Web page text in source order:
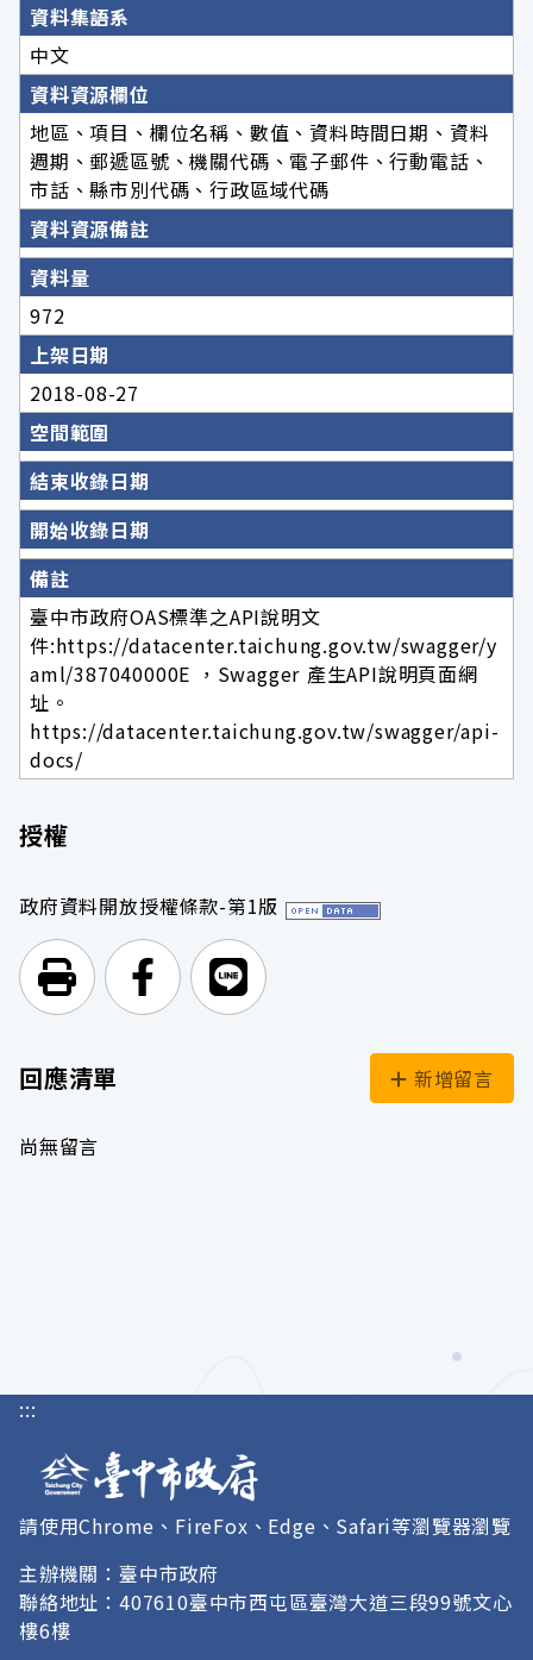
資料集語系
中文
資料資源欄位
地區、項目、欄位名稱、數值、資料時間日期、資料
週期、郵遞區號、機關代碼、電子郵件、行動電話、
市話、縣市別代碼、行政區域代碼
資料資源備註
資料量
972
上架日期
2018-08-27
空間範圍
結束收錄日期
開始收錄日期
備註
臺中市政府OAS標準之API說明文
件:https://datacenter.taichung.gov.tw/swagger/y
aml/387040000E ，Swagger 產生API說明頁面網
址。
https://datacenter.taichung.gov.tw/swagger/api-
docs/
授權
政府資料開放授權條款-第1版
列印頁面前往Facebook
前往Line
回應清單 新增留言
尚無留言
:::
請使用Chrome、FireFox、Edge、Safari等瀏覽器瀏覽
主辦機關：臺中市政府
聯絡地址：407610臺中市西屯區臺灣大道三段99號文心
樓6樓